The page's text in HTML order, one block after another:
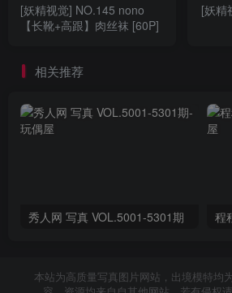
[妖精视觉] NO.145 nono
【长靴+高跟】肉丝袜 [60P]
[妖精
相关推荐
秀人网 写真 VOL.5001-5301期 程
本站为高质量写真图片网站，出境模特均